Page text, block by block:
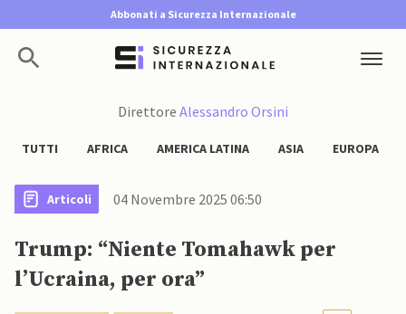
Abbonati a Sicurezza Internazionale
Direttore Alessandro Orsini
TUTTI AFRICA AMERICA LATINA ASIA EUROPA
Articoli 04 Novembre 2025 06:50
Trump: “Niente Tomahawk per
l’Ucraina, per ora”